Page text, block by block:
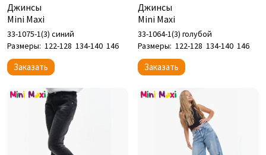
Джинсы
Mini Maxi
33-1075-1(3) синий
Размеры: 122-128 134-140 146
Заказать
Джинсы
Mini Maxi
33-1064-1(3) голубой
Размеры: 122-128 134-140 146
Заказать